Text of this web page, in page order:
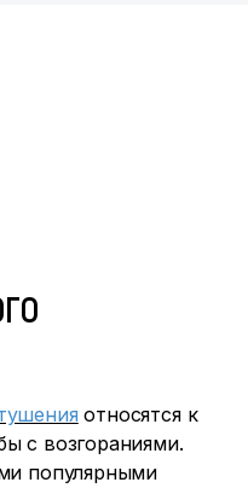
относятся к
с возгораниями.
популярными